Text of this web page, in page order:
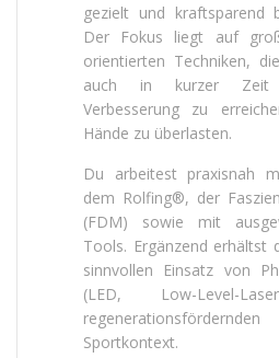
gezielt und kraftsparend
Der Fokus liegt auf
orientierten Techniken,
auch in kurzer Zeit
Verbesserung zu
Hände zu überlasten.
Du arbeitest praxisnah
dem Rolfing®, der
(FDM) sowie mit
Tools. Ergänzend erhältst
sinnvollen Einsatz von
(LED, Low-Level-
Sportkontext.